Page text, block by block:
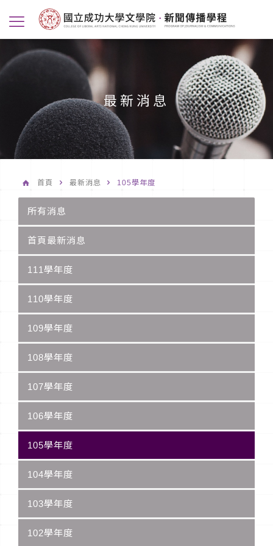
最新消息
首頁 最新消息 105學年度
所有消息
首頁最新消息
111學年度
110學年度
109學年度
108學年度
107學年度
106學年度
105學年度
104學年度
103學年度
102學年度